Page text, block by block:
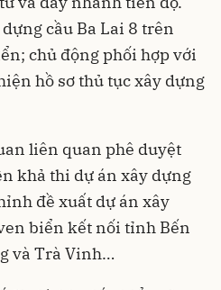
cầu Ba Lai 8 trên
chủ động phối hợp với
hồ sơ thủ tục xây dựng
liên quan phê duyệt
khả thi dự án xây dựng
đề xuất dự án xây
biển kết nối tỉnh Bến
và Trà Vinh…